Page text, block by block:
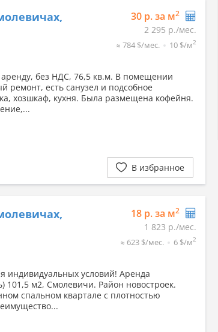
30 р. за м2
2 295 р./мес.
≈ 784 $/мес. 10 $/м2
без НДС, 76,5 кв.м. В помещении
ремонт, есть санузел и подсобное
хозшкаф, кухня. Была размещена кофейня.
В избранное
18 р. за м2
1 823 р./мес.
≈ 623 $/мес. 6 $/м2
индивидуальных условий! Аренда
101,5 м2, Смолевичи. Район новостроек.
спальном квартале с плотностью